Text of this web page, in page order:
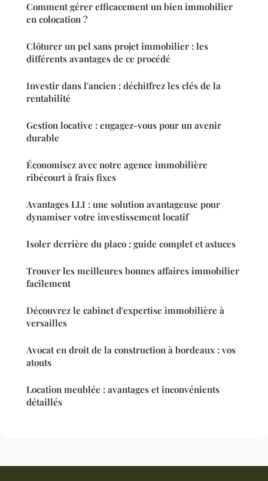
Comment gérer efficacement un bien immobilier
en colocation ?
Clôturer un pel sans projet immobilier : les
différents avantages de ce procédé
Investir dans l'ancien : déchiffrez les clés de la
rentabilité
Gestion locative : engagez-vous pour un avenir
durable
Économisez avec notre agence immobilière
ribécourt à frais fixes
Avantages LLI : une solution avantageuse pour
dynamiser votre investissement locatif
Isoler derrière du placo : guide complet et astuces
Trouver les meilleures bonnes affaires immobilier
facilement
Découvrez le cabinet d'expertise immobilière à
versailles
Avocat en droit de la construction à bordeaux : vos
atouts
Location meublée : avantages et inconvénients
détaillés